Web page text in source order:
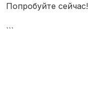
Попробуйте сейчас!
```